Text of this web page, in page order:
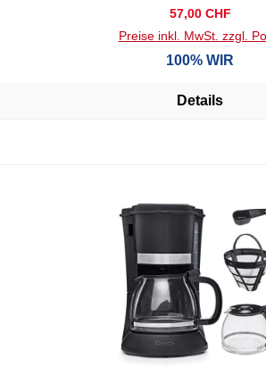
Regulärer
57,00 CHF
Preise inkl. MwSt. zzgl.
100% WIR
Details